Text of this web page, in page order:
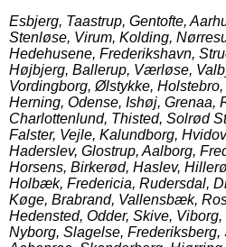
Esbjerg, Taastrup, Gentofte,
Stenløse, Virum, Kolding,
Hedehusene, Frederikshavn,
Højbjerg, Ballerup, Værløse,
Vordingborg, Ølstykke,
Herning, Odense, Ishøj, Grenaa,
Charlottenlund, Thisted, Solrød
Falster, Vejle, Kalundborg,
Haderslev, Glostrup, Aalborg,
Horsens, Birkerød, Haslev,
Holbæk, Fredericia, Rudersdal,
Køge, Brabrand, Vallensbæk,
Hedensted, Odder, Skive,
Nyborg, Slagelse, Frederiksberg,